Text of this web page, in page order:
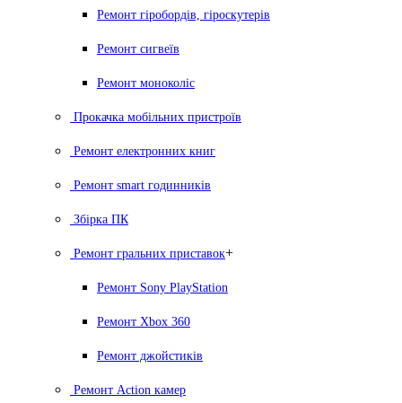
Ремонт гіробордів, гіроскутерів
Ремонт сигвеїв
Ремонт моноколіс
Прокачка мобільних пристроїв
Ремонт електронних книг
Ремонт smart годинників
Збірка ПК
Ремонт гральних приставок+
Ремонт Sony PlayStation
Ремонт Xbox 360
Ремонт джойстиків
Ремонт Action камер